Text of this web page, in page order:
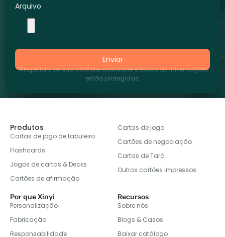
Arquivo
Enviar
*Respeitamos sua confidencialidade e todas as informações
estão protegidas.
Produtos
Cartas de jogo de tabuleiro
Flashcards
Jogos de cartas & Decks
Cartões de afirmação
Cartas de jogo
Cartões de negociação
Cartas de Tarô
Outros cartões impressos
Por que Xinyi
Personalização
Fabricação
Responsabilidade
Recursos
Sobre nós
Blogs & Casos
Baixar catálogo